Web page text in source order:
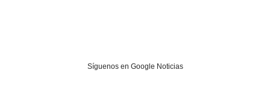
Síguenos en Google Noticias